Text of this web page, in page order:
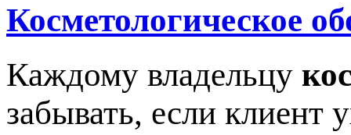
Косметологическое
Каждому владельцу
забывать, если клиент